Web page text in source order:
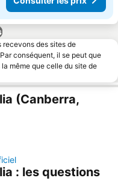
recevons des sites de
conséquent, il se peut que
même que celle du site de
(Canberra,
: les questions